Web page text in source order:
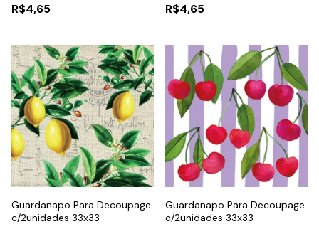
R$4,65 R$4,65
Guardanapo Para Decoupage
c/2unidades 33x33
Guardanapo Para Decoupage
c/2unidades 33x33